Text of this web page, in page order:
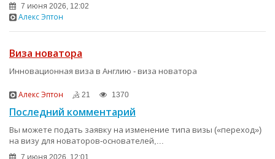
7 июня 2026, 12:02
Алекс Эптон
Виза новатора
Инновационная виза в Англию - виза новатора
Алекс Эптон 21 1370
Последний комментарий
Вы можете подать заявку на изменение типа визы («переход»)
на визу для новаторов-основателей,...